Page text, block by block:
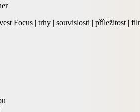
Focus | trhy | souvislosti | příležitost |